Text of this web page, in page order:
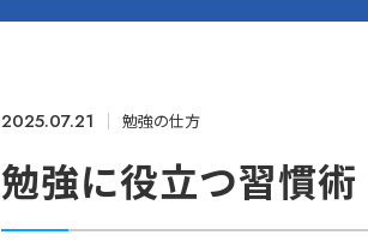
2025.07.21 勉強の仕方
勉強に役立つ習慣